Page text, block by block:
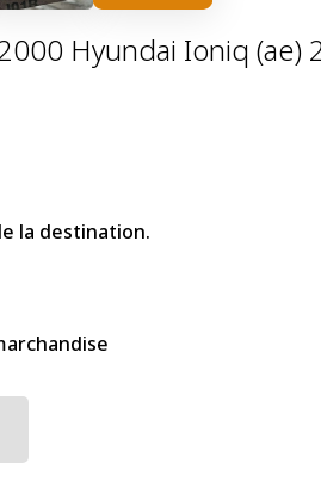
Hyundai Ioniq (ae)
la destination.